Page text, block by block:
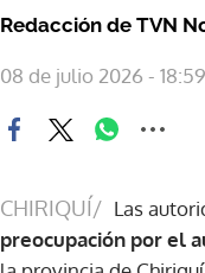
Redacción de TVN
08 de julio 2026 - 18:59
CHIRIQUÍ/ Las
preocupación por el